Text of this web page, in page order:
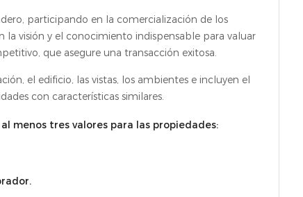
participando en la comercialización de los
visión y el conocimiento indispensable para valuar
que asegure una transacción exitosa.
el edificio, las vistas, los ambientes e incluyen el
con características similares.
menos tres valores para las propiedades: